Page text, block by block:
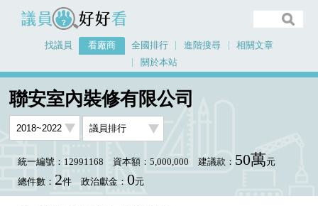
議員好好看
找議員 看廠商 全國排行 進階搜尋
相關文章
關於本站
看廠商
聯安室內裝修有限公司
統一編號：12991168 資本額：5,000,000 建議款： 50萬元
總件數： 2件 政治獻金： 0元